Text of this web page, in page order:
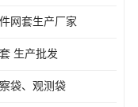
网套生产厂家
生产批发
袋、观测袋